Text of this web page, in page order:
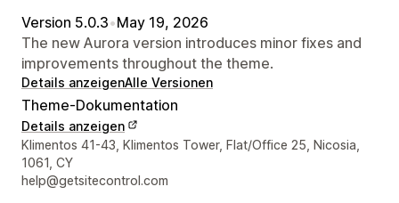
Version 5.0.3•May 19, 2026
The new Aurora version introduces minor fixes and
improvements throughout the theme.
Details anzeigenAlle Versionen
Theme-Dokumentation
Details anzeigen
Designer-Kontaktdaten
Klimentos 41-43, Klimentos Tower, Flat/Office 25, Nicosia,
1061, CY
help@getsitecontrol.com